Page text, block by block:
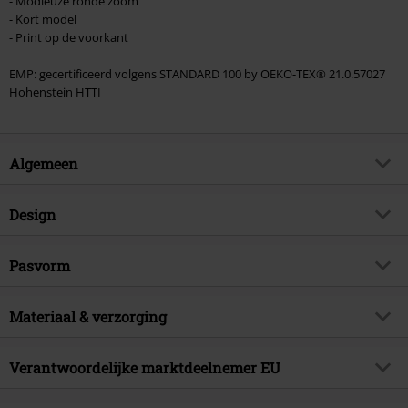
- Kort model
- Print op de voorkant
EMP: gecertificeerd volgens STANDARD 100 by OEKO-TEX® 21.0.57027
Hohenstein HTTI
Algemeen
Artikelnr.
Muziekgenre
Handtekening
Band
Ghost
Design
Producttype
Bedrukt
Kraagvorm
Kraagloos
Pasvorm
Pasvorm/Tops
Materiaal & verzorging
Buitenmateriaal
95% katoen, 5% elastaan
Verantwoordelijke marktdeelnemer EU